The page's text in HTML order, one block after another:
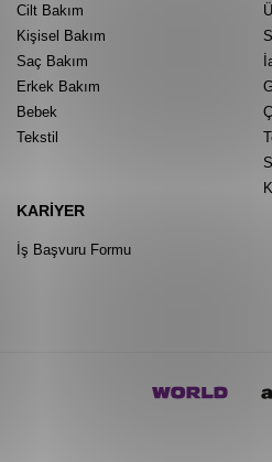
Cilt Bakım
Kişisel Bakım
Saç Bakım
Erkek Bakım
Bebek
Tekstil
KARIYER
İş Başvuru Formu